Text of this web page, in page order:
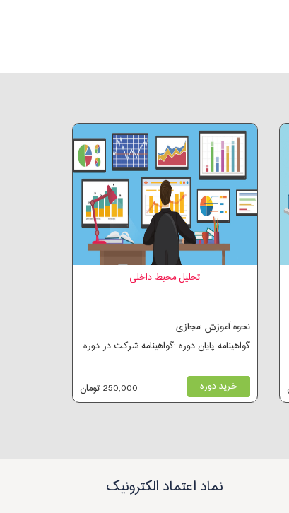
تحلیل محیط داخلی
نحوه آموزش :مجازی
گواهینامه پایان دوره :گواهینامه شرکت در دوره
خرید دوره 250,000 تومان
نماد اعتماد الکترونیک